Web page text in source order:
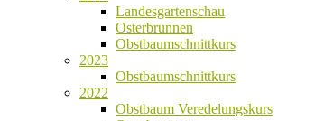
Landesgartenschau
Osterbrunnen
Obstbaumschnittkurs
2023
Obstbaumschnittkurs
2022
Obstbaum Veredelungskurs